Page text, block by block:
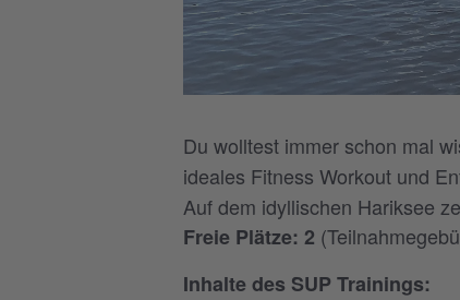
Du wolltest immer schon mal
ideales Fitness Workout und
Auf dem idyllischen Hariksee
Freie Plätze: 2
Inhalte des SUP Trainings: